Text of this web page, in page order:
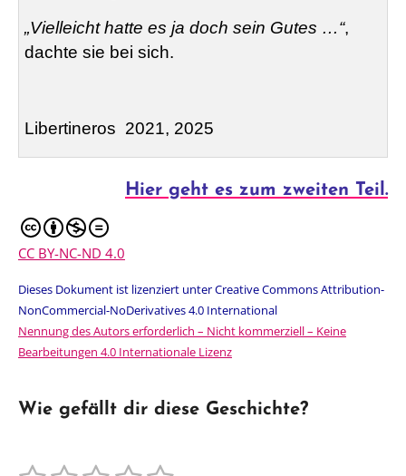
„Vielleicht hatte es ja doch sein Gutes …“,
dachte sie bei sich.
Libertineros 2021, 2025
Hier geht es zum zweiten Teil.
CC BY-NC-ND 4.0
Dieses Dokument ist lizenziert unter Creative Commons Attribution-
NonCommercial-NoDerivatives 4.0 International
Nennung des Autors erforderlich – Nicht kommerziell – Keine
Bearbeitungen 4.0 Internationale Lizenz
Wie gefällt dir diese Geschichte?
B